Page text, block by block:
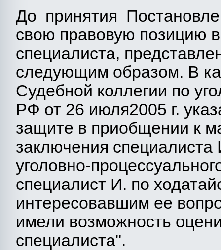
До принятия
свою правовую позицию
специалиста,
следующим образом. В
Судебной коллегии по
РФ от 26 июля2005 г.
защите в приобщении к
заключения специалиста
уголовно-
специалист И. по
интересовавшим ее
имели возможность
специалиста".